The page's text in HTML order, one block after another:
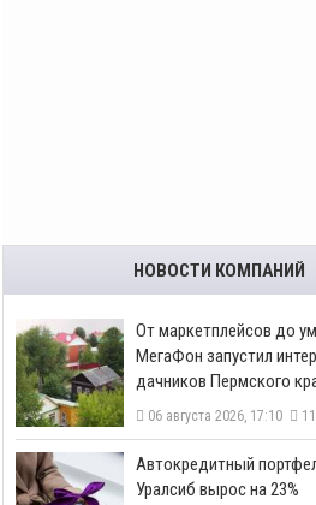
НОВОСТИ КОМПАНИЙ
От маркетплейсов до
МегаФон запустил
дачников Пермского
06 августа 2026, 17:10
​Автокредитный
Уралсиб вырос на 23%